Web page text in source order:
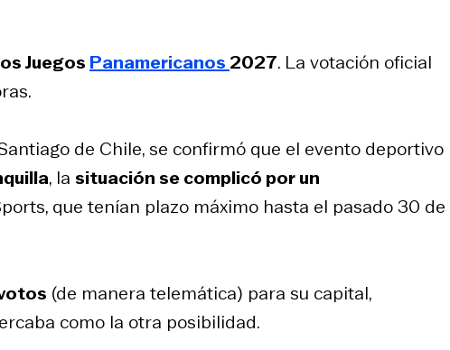
Juegos Panamericanos 2027. La votación oficial
de Chile, se confirmó que el evento deportivo
, la situación se complicó por un
que tenían plazo máximo hasta el pasado 30 de
(de manera telemática) para su capital,
como la otra posibilidad.